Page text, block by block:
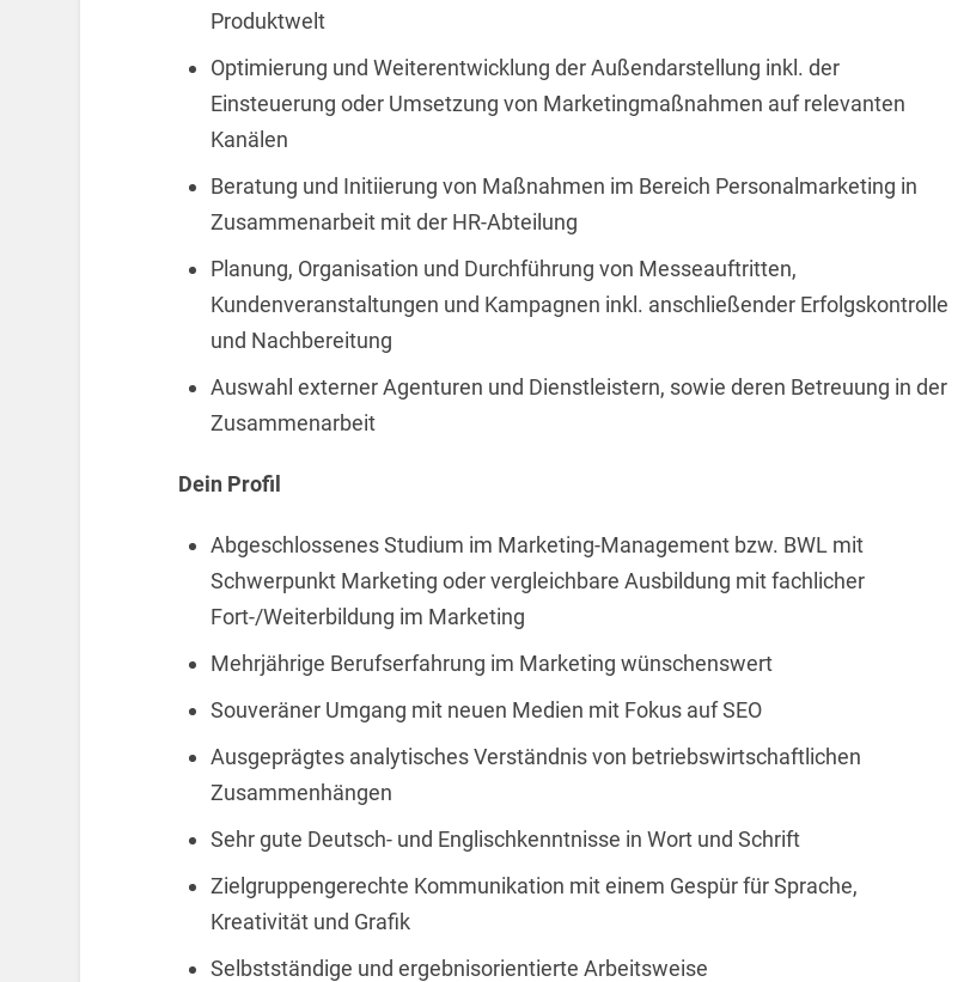
Produktwelt
Optimierung und Weiterentwicklung der Außendarstellung inkl. der
Einsteuerung oder Umsetzung von Marketingmaßnahmen auf relevanten
Kanälen
Beratung und Initiierung von Maßnahmen im Bereich Personalmarketing in
Zusammenarbeit mit der HR-Abteilung
Planung, Organisation und Durchführung von Messeauftritten,
Kundenveranstaltungen und Kampagnen inkl. anschließender Erfolgskontrolle
und Nachbereitung
Auswahl externer Agenturen und Dienstleistern, sowie deren Betreuung in der
Zusammenarbeit
Dein Profil
Abgeschlossenes Studium im Marketing-Management bzw. BWL mit
Schwerpunkt Marketing oder vergleichbare Ausbildung mit fachlicher
Fort-/Weiterbildung im Marketing
Mehrjährige Berufserfahrung im Marketing wünschenswert
Souveräner Umgang mit neuen Medien mit Fokus auf SEO
Ausgeprägtes analytisches Verständnis von betriebswirtschaftlichen
Zusammenhängen
Sehr gute Deutsch- und Englischkenntnisse in Wort und Schrift
Zielgruppengerechte Kommunikation mit einem Gespür für Sprache,
Kreativität und Grafik
Selbstständige und ergebnisorientierte Arbeitsweise